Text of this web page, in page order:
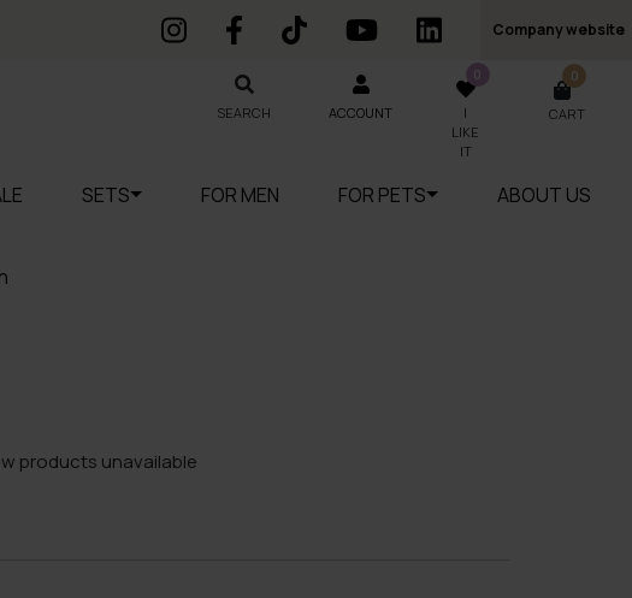
Company website
SEARCH ACCOUNT
0
I
LIKE
IT
0
CART
SETS FOR MEN FOR PETS ABOUT US
SEARCH
products unavailable